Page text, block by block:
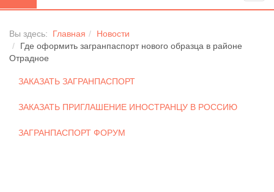
Вы здесь: Главная
Новости
Где оформить загранпаспорт нового образца в районе
Отрадное
ЗАКАЗАТЬ ЗАГРАНПАСПОРТ
ЗАКАЗАТЬ ПРИГЛАШЕНИЕ ИНОСТРАНЦУ В РОССИЮ
ЗАГРАНПАСПОРТ ФОРУМ